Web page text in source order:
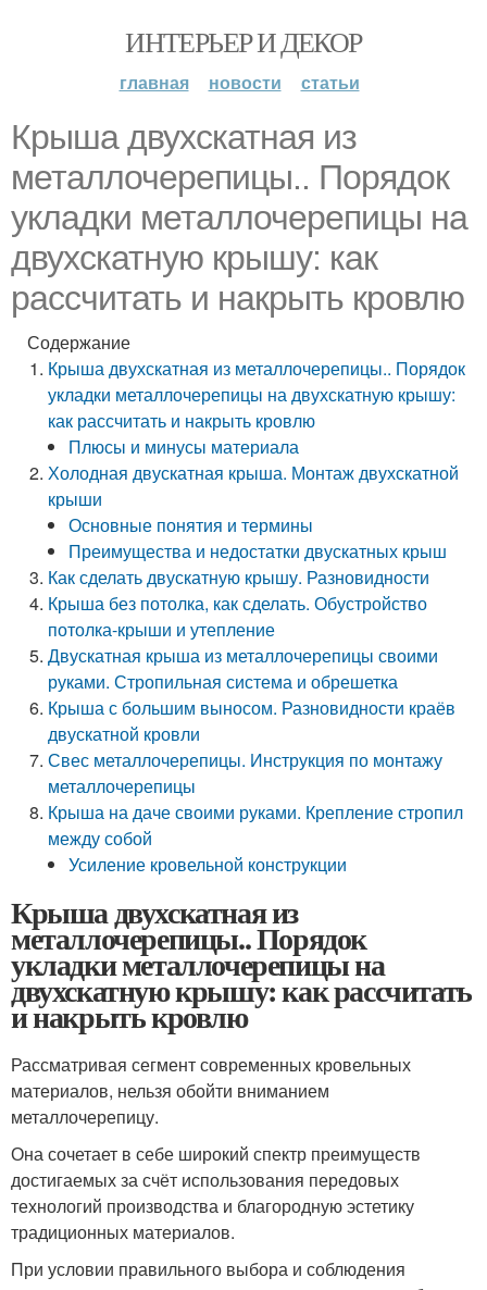
ИНТЕРЬЕР И ДЕКОР
главная новости статьи
Крыша двухскатная из
металлочерепицы.. Порядок
укладки металлочерепицы на
двухскатную крышу: как
рассчитать и накрыть кровлю
Содержание
Крыша двухскатная из металлочерепицы.. Порядок
укладки металлочерепицы на двухскатную крышу:
как рассчитать и накрыть кровлю
Плюсы и минусы материала
Холодная двускатная крыша. Монтаж двухскатной
крыши
Основные понятия и термины
Преимущества и недостатки двускатных крыш
Как сделать двускатную крышу. Разновидности
Крыша без потолка, как сделать. Обустройство
потолка-крыши и утепление
Двускатная крыша из металлочерепицы своими
руками. Стропильная система и обрешетка
Крыша с большим выносом. Разновидности краёв
двускатной кровли
Свес металлочерепицы. Инструкция по монтажу
металлочерепицы
Крыша на даче своими руками. Крепление стропил
между собой
Усиление кровельной конструкции
Крыша двухскатная из
металлочерепицы.. Порядок
укладки металлочерепицы на
двухскатную крышу: как рассчитать
и накрыть кровлю
Рассматривая сегмент современных кровельных
материалов, нельзя обойти вниманием
металлочерепицу.
Она сочетает в себе широкий спектр преимуществ
достигаемых за счёт использования передовых
технологий производства и благородную эстетику
традиционных материалов.
При условии правильного выбора и соблюдения